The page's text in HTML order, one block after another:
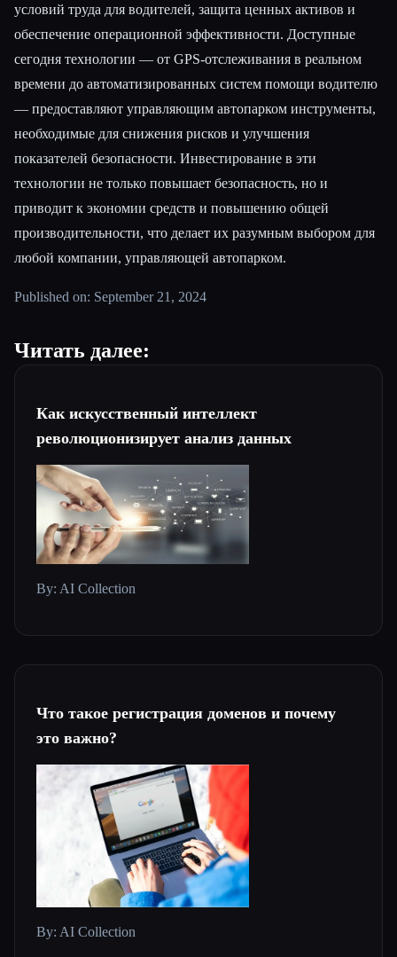
условий труда для водителей, защита ценных активов и
обеспечение операционной эффективности. Доступные
сегодня технологии — от GPS-отслеживания в реальном
времени до автоматизированных систем помощи водителю
— предоставляют управляющим автопарком инструменты,
необходимые для снижения рисков и улучшения
показателей безопасности. Инвестирование в эти
технологии не только повышает безопасность, но и
приводит к экономии средств и повышению общей
производительности, что делает их разумным выбором для
любой компании, управляющей автопарком.
Published on: September 21, 2024
Читать далее:
Как искусственный интеллект
революционизирует анализ данных
By: AI Collection
Что такое регистрация доменов и почему
это важно?
By: AI Collection